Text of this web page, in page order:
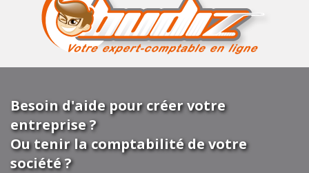
Besoin d'aide pour créer votre
entreprise ?
Ou tenir la comptabilité de votre
société ?